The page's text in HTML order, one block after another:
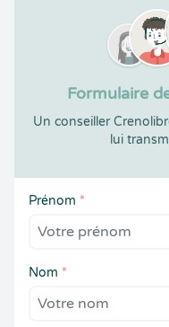
Formulaire
Un conseiller
lui
Prénom *
Nom *